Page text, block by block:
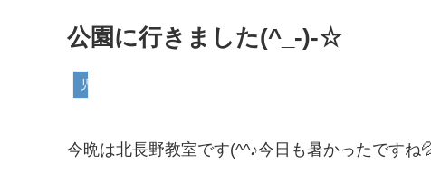
公園に行きました(^_-)-☆
児童発達支援
今晩は北長野教室です(^^♪今日も暑かったです